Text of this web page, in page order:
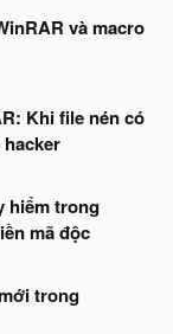
và macro
Khi file nén có
hiểm trong
mã độc
trong